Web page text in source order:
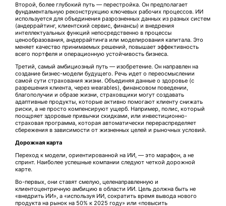
Второй, более глубокий путь — перестройка. Он предполагает
фундаментальную реконструкцию ключевых рабочих процессов. ИИ
используется для объединения разрозненных данных из разных систем
(андеррайтинг, клиентский сервис, финансы) и внедрения
интеллектуальных функций непосредственно в процессы
ценообразования, андеррайтинга или моделирования капитала. Это
меняет качество принимаемых решений, повышает эффективность
всего портфеля и операционную устойчивость бизнеса.
Третий, самый амбициозный путь — изобретение. Он направлен на
создание бизнес-модели будущего. Речь идет о переосмыслении
самой сути страхования жизни. Объединяя данные о здоровье (с
разрешения клиента, через wearables), финансовом поведении,
благополучии и образе жизни, страховщики могут создавать
адаптивные продукты, которые активно помогают клиенту снижать
риски, а не просто компенсируют ущерб. Например, полис, который
поощряет здоровые привычки скидками, или инвестиционно-
страховая программа, которая автоматически перераспределяет
сбережения в зависимости от жизненных целей и рыночных условий.
Дорожная карта
Переход к модели, ориентированной на ИИ, — это марафон, а не
спринт. Наиболее успешные компании следуют четкой дорожной
карте.
Во-первых, они ставят смелую, целенаправленную и
клиентоцентричную амбицию в области ИИ. Цель должна быть не
«внедрить ИИ», а «используя ИИ, сократить время вывода нового
продукта на рынок на 50% к 2025 году» или «повысить